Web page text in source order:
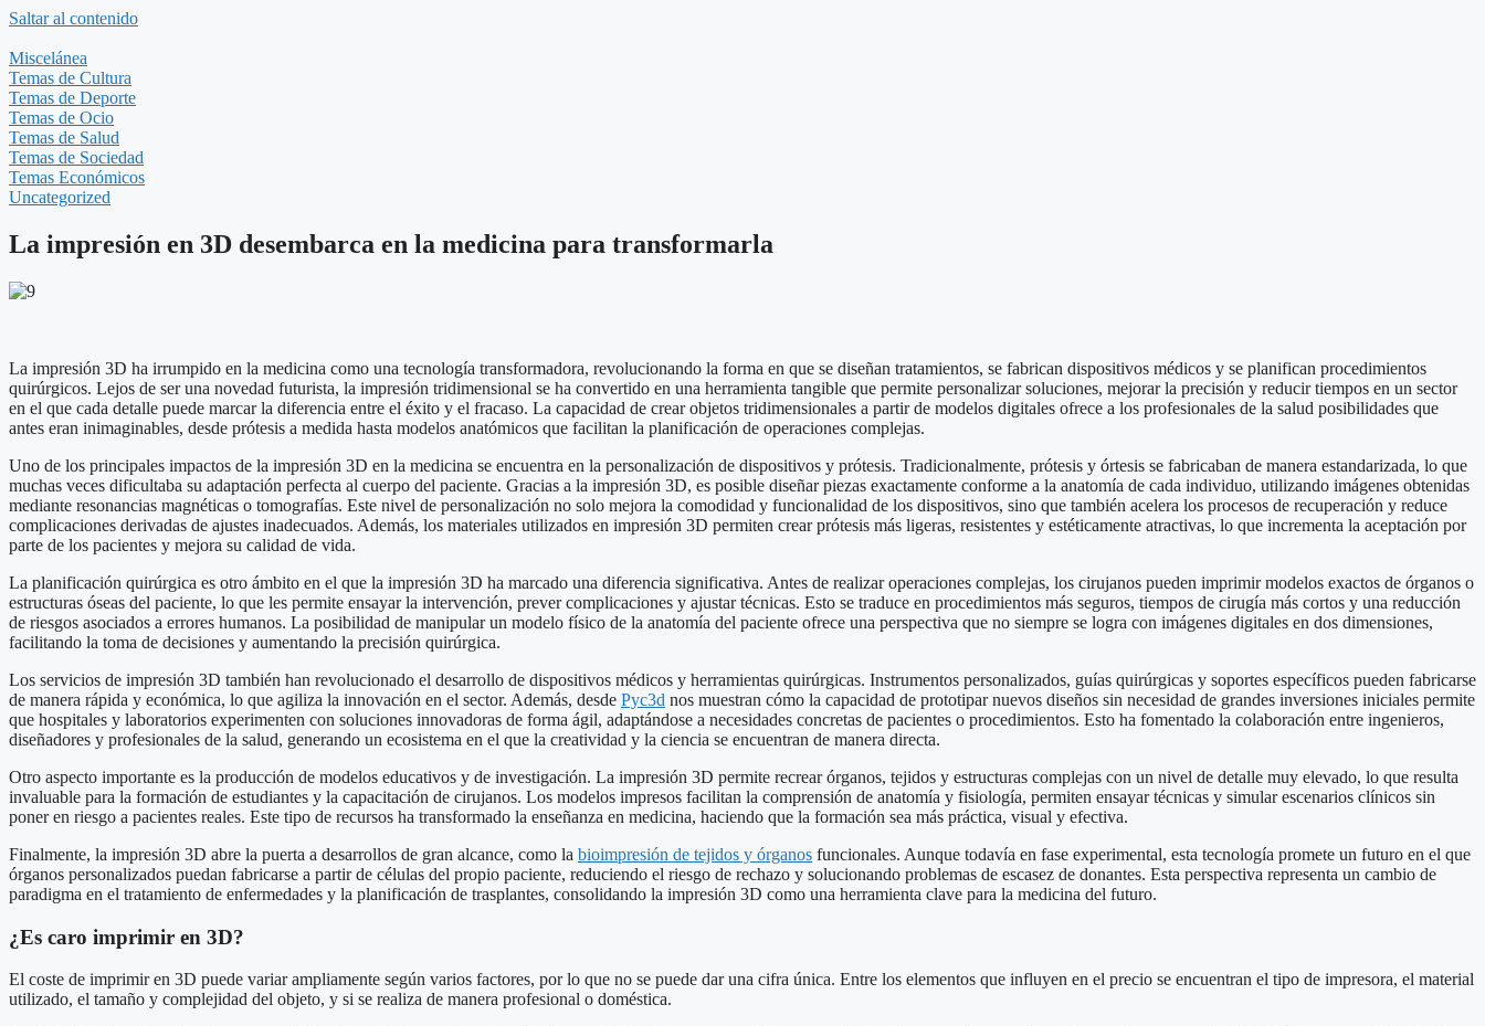
Saltar al contenido
Miscelánea
Temas de Cultura
Temas de Deporte
Temas de Ocio
Temas de Salud
Temas de Sociedad
Temas Económicos
Uncategorized
La impresión en 3D desembarca en la medicina para transformarla
La impresión 3D ha irrumpido en la medicina como una tecnología transformadora, revolucionando la forma en que se diseñan tratamientos, se fabrican dispositivos médicos y se planifican procedimientos
quirúrgicos. Lejos de ser una novedad futurista, la impresión tridimensional se ha convertido en una herramienta tangible que permite personalizar soluciones, mejorar la precisión y reducir tiempos en un sector
en el que cada detalle puede marcar la diferencia entre el éxito y el fracaso. La capacidad de crear objetos tridimensionales a partir de modelos digitales ofrece a los profesionales de la salud posibilidades que
antes eran inimaginables, desde prótesis a medida hasta modelos anatómicos que facilitan la planificación de operaciones complejas.
Uno de los principales impactos de la impresión 3D en la medicina se encuentra en la personalización de dispositivos y prótesis. Tradicionalmente, prótesis y órtesis se fabricaban de manera estandarizada, lo que
muchas veces dificultaba su adaptación perfecta al cuerpo del paciente. Gracias a la impresión 3D, es posible diseñar piezas exactamente conforme a la anatomía de cada individuo, utilizando imágenes obtenidas
mediante resonancias magnéticas o tomografías. Este nivel de personalización no solo mejora la comodidad y funcionalidad de los dispositivos, sino que también acelera los procesos de recuperación y reduce
complicaciones derivadas de ajustes inadecuados. Además, los materiales utilizados en impresión 3D permiten crear prótesis más ligeras, resistentes y estéticamente atractivas, lo que incrementa la aceptación por
parte de los pacientes y mejora su calidad de vida.
La planificación quirúrgica es otro ámbito en el que la impresión 3D ha marcado una diferencia significativa. Antes de realizar operaciones complejas, los cirujanos pueden imprimir modelos exactos de órganos o
estructuras óseas del paciente, lo que les permite ensayar la intervención, prever complicaciones y ajustar técnicas. Esto se traduce en procedimientos más seguros, tiempos de cirugía más cortos y una reducción
de riesgos asociados a errores humanos. La posibilidad de manipular un modelo físico de la anatomía del paciente ofrece una perspectiva que no siempre se logra con imágenes digitales en dos dimensiones,
facilitando la toma de decisiones y aumentando la precisión quirúrgica.
Los servicios de impresión 3D también han revolucionado el desarrollo de dispositivos médicos y herramientas quirúrgicas. Instrumentos personalizados, guías quirúrgicas y soportes específicos pueden fabricarse
de manera rápida y económica, lo que agiliza la innovación en el sector. Además, desde Pyc3d nos muestran cómo la capacidad de prototipar nuevos diseños sin necesidad de grandes inversiones iniciales permite
que hospitales y laboratorios experimenten con soluciones innovadoras de forma ágil, adaptándose a necesidades concretas de pacientes o procedimientos. Esto ha fomentado la colaboración entre ingenieros,
diseñadores y profesionales de la salud, generando un ecosistema en el que la creatividad y la ciencia se encuentran de manera directa.
Otro aspecto importante es la producción de modelos educativos y de investigación. La impresión 3D permite recrear órganos, tejidos y estructuras complejas con un nivel de detalle muy elevado, lo que resulta
invaluable para la formación de estudiantes y la capacitación de cirujanos. Los modelos impresos facilitan la comprensión de anatomía y fisiología, permiten ensayar técnicas y simular escenarios clínicos sin
poner en riesgo a pacientes reales. Este tipo de recursos ha transformado la enseñanza en medicina, haciendo que la formación sea más práctica, visual y efectiva.
Finalmente, la impresión 3D abre la puerta a desarrollos de gran alcance, como la bioimpresión de tejidos y órganos funcionales. Aunque todavía en fase experimental, esta tecnología promete un futuro en el que
órganos personalizados puedan fabricarse a partir de células del propio paciente, reduciendo el riesgo de rechazo y solucionando problemas de escasez de donantes. Esta perspectiva representa un cambio de
paradigma en el tratamiento de enfermedades y la planificación de trasplantes, consolidando la impresión 3D como una herramienta clave para la medicina del futuro.
¿Es caro imprimir en 3D?
El coste de imprimir en 3D puede variar ampliamente según varios factores, por lo que no se puede dar una cifra única. Entre los elementos que influyen en el precio se encuentran el tipo de impresora, el material
utilizado, el tamaño y complejidad del objeto, y si se realiza de manera profesional o doméstica.